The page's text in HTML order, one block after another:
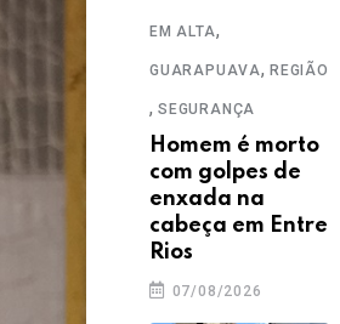
EM ALTA,
GUARAPUAVA, REGIÃO
, SEGURANÇA
Homem é morto
com golpes de
enxada na
cabeça em Entre
Rios
07/08/2026